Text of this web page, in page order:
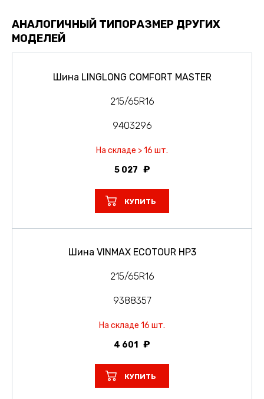
АНАЛОГИЧНЫЙ ТИПОРАЗМЕР ДРУГИХ
МОДЕЛЕЙ
Шина LINGLONG COMFORT MASTER
215/65R16
9403296
На складе > 16 шт.
5 027
КУПИТЬ
Шина VINMAX ECOTOUR HP3
215/65R16
9388357
На складе 16 шт.
4 601
КУПИТЬ